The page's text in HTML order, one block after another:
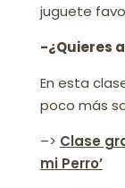
juguete
-¿Quieres
En esta
poco más
–> Clase
mi Perro’